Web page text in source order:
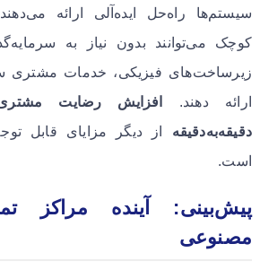
سیستم‌ها راه‌حل ایده‌آلی ارائه
کوچک می‌توانند بدون نیاز به
ارائه دهند.
افزایش رضایت
دقیقه‌به‌دقیقه از دیگر مزایای قابل
است.
پیش‌بینی: آینده مراکز
مصنوعی